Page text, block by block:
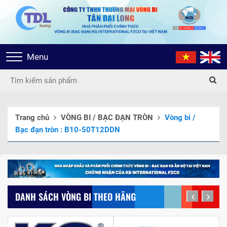
Toggle
navigation
Menu
Trang chủ VÒNG BI / BẠC ĐẠN TRÒN
Vòng bi /
Bạc đạn tròn : B10-50T12DDN
DANH SÁCH VÒNG BI THEO HÃNG prev next